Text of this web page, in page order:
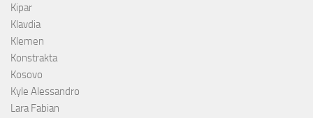
Kipar
Klavdia
Klemen
Konstrakta
Kosovo
Kyle Alessandro
Lara Fabian